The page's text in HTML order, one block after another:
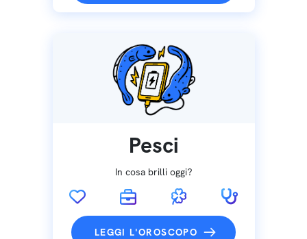
Pesci
In cosa brilli oggi?
LEGGI L'OROSCOPO